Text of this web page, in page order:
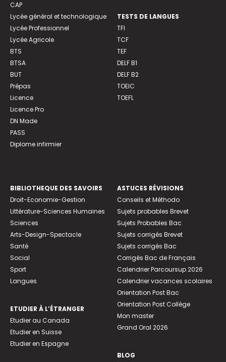
CAP
Lycée général et technologique
Lycée Professionnel
Lycée Agricole
BTS
BTSA
BUT
Prépas
Licence
Licence Pro
DN Made
PASS
Diplome infirmier
TESTS DE LANGUES
TFI
TCF
TEF
DELF B1
DELF B2
TOEIC
TOEFL
BIBLIOTHEQUE DES SAVOIRS
Droit-Economie-Gestion
Littérature-Sciences Humaines
Sciences
Arts-Design-Spectacle
Santé
Social
Sport
Langues
ETUDIER À L’ÉTRANGER
Etudier au Canada
Etudier en Suisse
Etudier en Espagne
ASTUCES RÉVISIONS
Conseils et Méthodo
Sujets probables Brevet
Sujets Probables Bac
Sujets corrigés Brevet
Sujets corrigés Bac
Corrigés Bac de Français
Calendrier Parcoursup 2026
Calendrier vacances scolaires
Orientation Post Bac
Orientation Post Collège
Mon master
Grand Oral 2026
BLOG